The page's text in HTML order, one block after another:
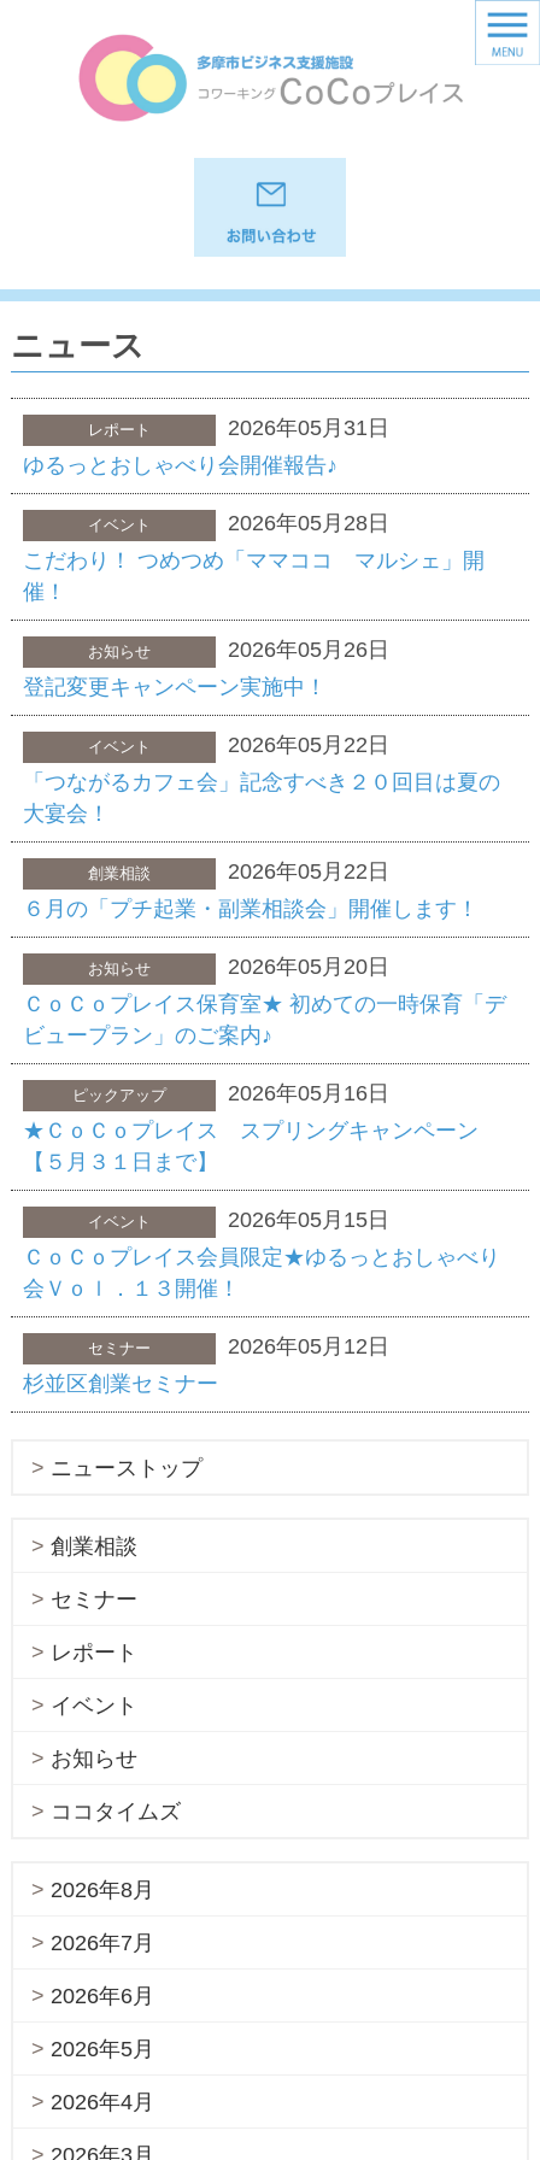
ニュース
レポート
2026年05月31日
ゆるっとおしゃべり会開催報告♪
イベント
2026年05月28日
こだわり！ つめつめ「ママココ マルシェ」開
催！
お知らせ
2026年05月26日
登記変更キャンペーン実施中！
イベント
2026年05月22日
「つながるカフェ会」記念すべき２０回目は夏の
大宴会！
創業相談
2026年05月22日
６月の「プチ起業・副業相談会」開催します！
お知らせ
2026年05月20日
ＣｏＣｏプレイス保育室★ 初めての一時保育「デ
ビュープラン」のご案内♪
ピックアップ
2026年05月16日
★ＣｏＣｏプレイス スプリングキャンペーン
【５月３１日まで】
イベント
2026年05月15日
ＣｏＣｏプレイス会員限定★ゆるっとおしゃべり
会Ｖｏｌ．１３開催！
セミナー
2026年05月12日
杉並区創業セミナー
ニューストップ
創業相談
セミナー
レポート
イベント
お知らせ
ココタイムズ
2026年8月
2026年7月
2026年6月
2026年5月
2026年4月
2026年3月